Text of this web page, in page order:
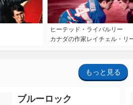
ヒーテッド・ライバルリー
カナダの作家レイチェル・リ
もっと見る
ブルーロック